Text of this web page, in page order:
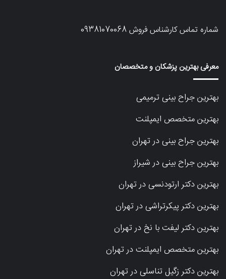
شماره تماس کارشناس فروش09381070068
معرفی بهترین پزشکان و متخصصان
بهترین جراح بینی ترمیمی
بهترین متخصص ایمپلنت
بهترین جراح بینی در تهران
بهترین جراح بینی در شیراز
بهترین دکتر ارتودنسی در تهران
بهترین دکتر پیکرتراشی در تهران
بهترین دکتر لیفت با نخ در تهران
بهترین متخصص ایمپلنت در تهران
بهترین دکتر زگیل تناسلی در تهران